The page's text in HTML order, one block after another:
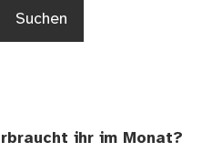
ihr im Monat?